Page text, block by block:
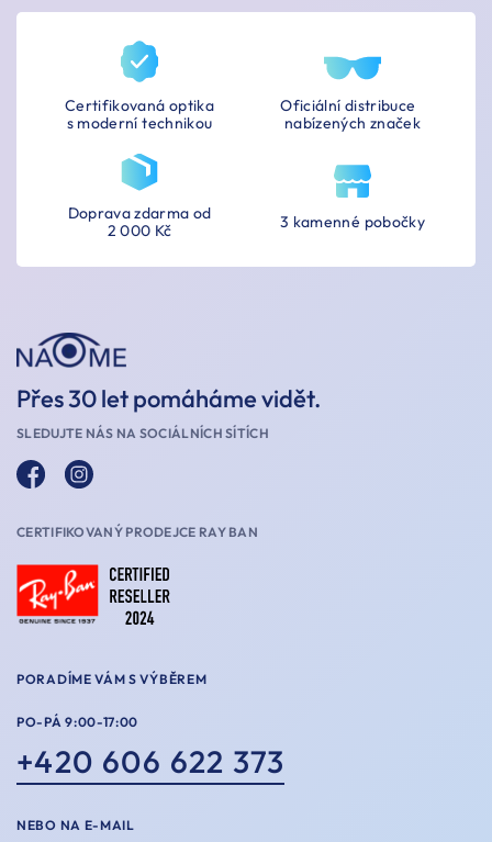
Certifikovaná optika
s moderní technikou
Oficiální distribuce
nabízených značek
3 kamenné pobočky
Doprava zdarma od
2 000 Kč
Přes 30 let pomáháme vidět.
SLEDUJTE NÁS NA SOCIÁLNÍCH SÍTÍCH
CERTIFIKOVANÝ PRODEJCE RAY BAN
PORADÍME VÁM S VÝBĚREM
PO-PÁ 9:00-17:00
+420 606 622 373
NEBO NA E-MAIL